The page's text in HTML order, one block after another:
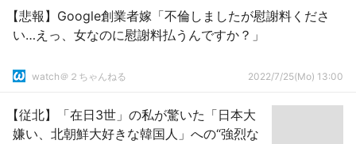
【悲報】Google創業者嫁「不倫しましたが慰謝料くださ
い…えっ、女なのに慰謝料払うんですか？」
watch＠２ちゃんねる 2022/7/25(Mo) 13:00
【従北】「在日3世」の私が驚いた「日本大
嫌い、北朝鮮大好きな韓国人」への“強烈な